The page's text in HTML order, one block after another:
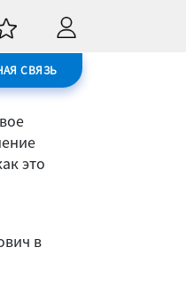
СВЯЗЬ
это
в